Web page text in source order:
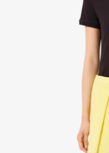
доставка від
5000₴*